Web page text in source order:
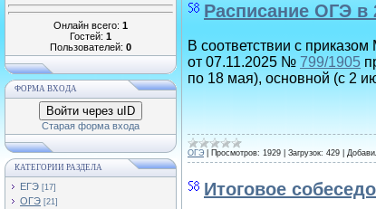
Онлайн всего: 1
Гостей: 1
Пользователей: 0
ФОРМА ВХОДА
Войти через uID
Старая форма входа
КАТЕГОРИИ РАЗДЕЛА
ЕГЭ [17]
ОГЭ [21]
Расписание ОГЭ в
В соответствии с
от 07.11.2025 № 799/1905
по 18 мая), основной (с 2
ОГЭ| Просмотров: 1929 Загрузок: 429
Итоговое